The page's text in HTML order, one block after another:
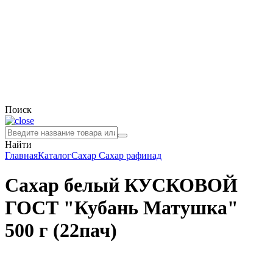
Поиск
Найти
ГлавнаяКаталогСахар Сахар рафинад
Сахар белый КУСКОВОЙ
ГОСТ "Кубань Матушка"
500 г (22пач)